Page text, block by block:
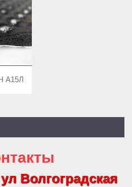
А15Л
Волгоградская